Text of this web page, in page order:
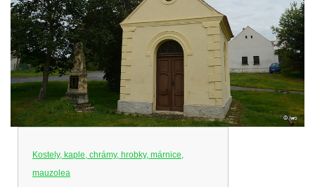
Kostely, kaple, chrámy, hrobky, márnice,
mauzolea